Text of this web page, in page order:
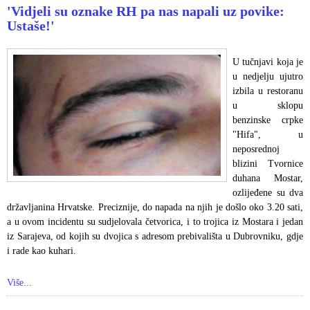
'Vidjeli su oznake RH pa nas napali uz povike:
Ustaše!'
U tučnjavi koja je
u nedjelju ujutro
izbila u restoranu
u sklopu
benzinske crpke
"Hifa", u
neposrednoj
blizini Tvornice
duhana Mostar,
ozlijeđene su dva
državljanina Hrvatske. Preciznije, do napada na njih je došlo oko 3.20 sati,
a u ovom incidentu su sudjelovala četvorica, i to trojica iz Mostara i jedan
iz Sarajeva, od kojih su dvojica s adresom prebivališta u Dubrovniku, gdje
i rade kao kuhari.
Više...